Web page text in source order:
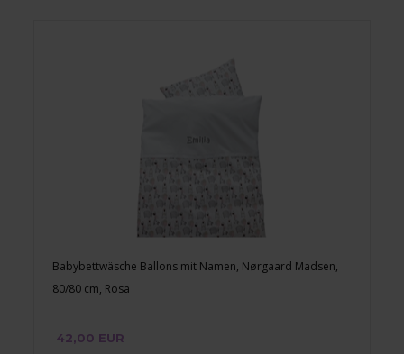
Babybettwäsche Ballons mit Namen, Nørgaard Madsen,
80/80 cm, Rosa
42,00 EUR